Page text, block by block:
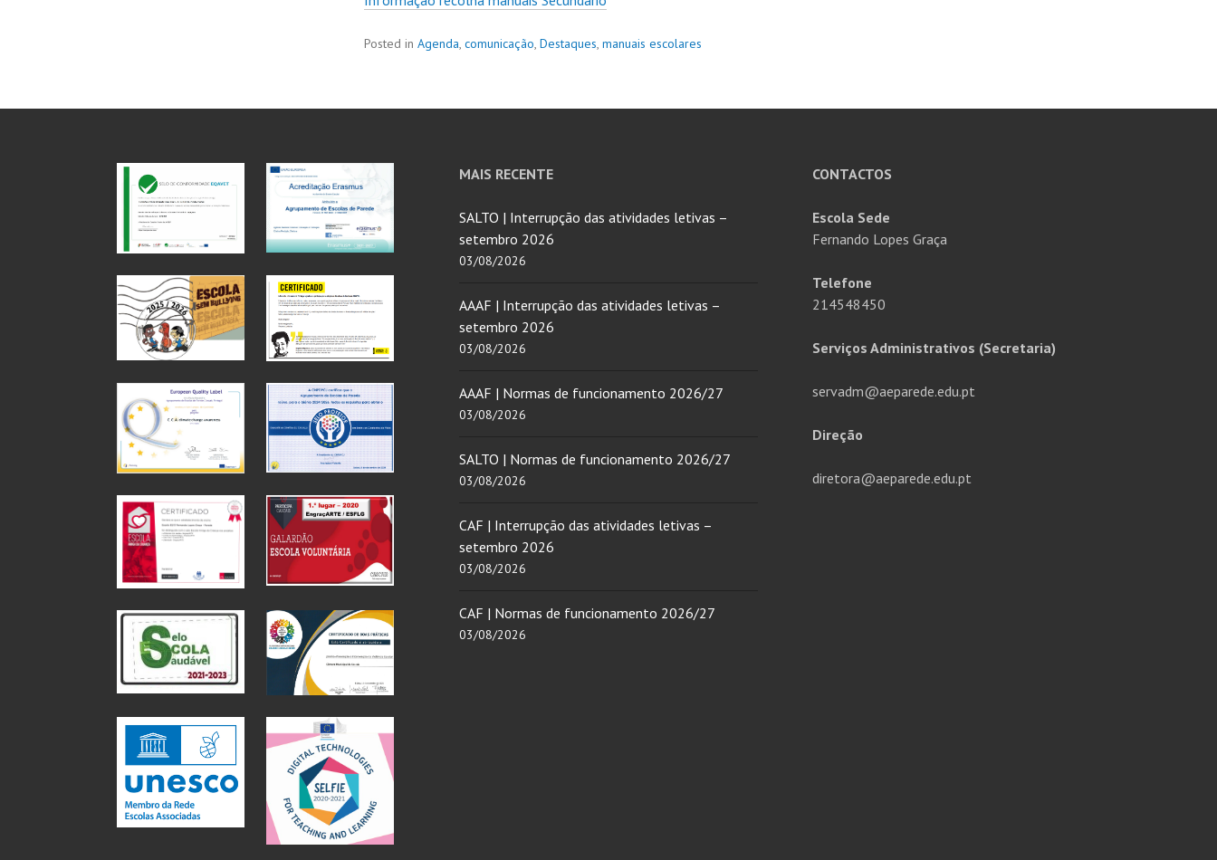
Posted in Agenda, comunicação, Destaques, manuais escolares
MAIS RECENTE
SALTO | Interrupção das atividades letivas –
setembro 2026
03/08/2026
AAAF | Interrupção das atividades letivas –
setembro 2026
03/08/2026
AAAF | Normas de funcionamento 2026/27
03/08/2026
SALTO | Normas de funcionamento 2026/27
03/08/2026
CAF | Interrupção das atividades letivas –
setembro 2026
03/08/2026
CAF | Normas de funcionamento 2026/27
03/08/2026
CONTACTOS
Escola Sede
Fernando Lopes Graça
Telefone
214548450
Serviços Administrativos (Secretaria)
servadm@aeparede.edu.pt
Direção
diretora@aeparede.edu.pt